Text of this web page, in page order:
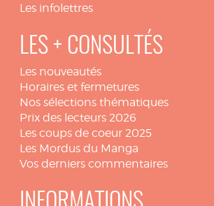
Les infolettres
LES + CONSULTÉS
Les nouveautés
Horaires et fermetures
Nos sélections thématiques
Prix des lecteurs 2026
Les coups de coeur 2025
Les Mordus du Manga
Vos derniers commentaires